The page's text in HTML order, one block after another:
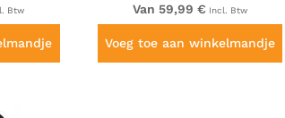
Btw Van 59,99 € Incl. Btw
Voeg toe aan winkelmandje